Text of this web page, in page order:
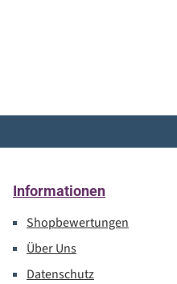
Informationen
Shopbewertungen
Über Uns
Datenschutz